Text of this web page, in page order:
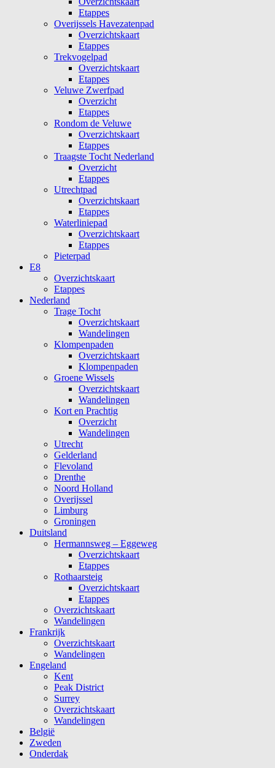
Etappes
Overijssels Havezatenpad
Overzichtskaart
Etappes
Trekvogelpad
Overzichtskaart
Etappes
Veluwe Zwerfpad
Overzicht
Etappes
Rondom de Veluwe
Overzichtskaart
Etappes
Traagste Tocht Nederland
Overzicht
Etappes
Utrechtpad
Overzichtskaart
Etappes
Waterliniepad
Overzichtskaart
Etappes
Pieterpad
E8
Overzichtskaart
Etappes
Nederland
Trage Tocht
Overzichtskaart
Wandelingen
Klompenpaden
Overzichtskaart
Klompenpaden
Groene Wissels
Overzichtskaart
Wandelingen
Kort en Prachtig
Overzicht
Wandelingen
Utrecht
Gelderland
Flevoland
Drenthe
Noord Holland
Overijssel
Limburg
Groningen
Duitsland
Hermannsweg – Eggeweg
Overzichtskaart
Etappes
Rothaarsteig
Overzichtskaart
Etappes
Overzichtskaart
Wandelingen
Frankrijk
Overzichtskaart
Wandelingen
Engeland
Kent
Peak District
Surrey
Overzichtskaart
Wandelingen
België
Zweden
Onderdak